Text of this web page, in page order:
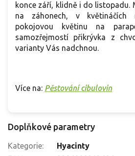
konce září, klidně i do listopadu.
na záhonech, v květináčích
pokojovou květinu na
samozřejmostí přikrývka z
varianty Vás nadchnou.
Více na: Pěstování cibulovin
Doplňkové parametry
Kategorie:
Hyacinty